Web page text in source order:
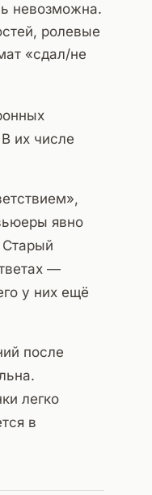
невозможна.
ролевые
«сдал/не
их числе
явно
Старый
—
у них ещё
после
легко
в